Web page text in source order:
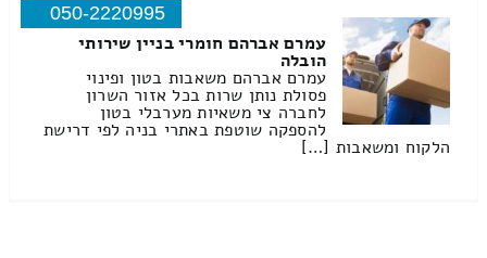
050-2220995
עמרם אברהם חומרי בניין שירותי
הובלה
עמרם אברהם משאבות בטון ופינוי
פסולת נותן שרות בכל אזור השרון
לחברה צי משאיות מערבלי בטון
להספקה שוטפת באתרי בניה לפי דרישת
הלקוח ומשאבות […]